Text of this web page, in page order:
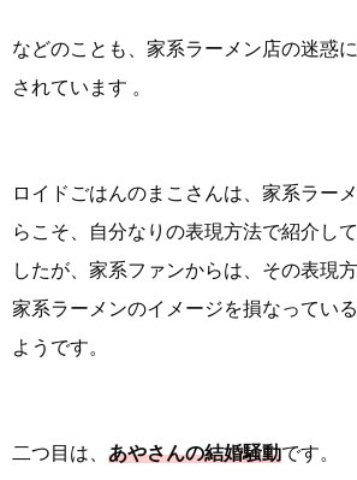
などのことも、家系ラーメン店の迷惑
されています 。
ロイドごはんのまこさんは、家系ラー
らこそ、自分なりの表現方法で紹介し
したが、家系ファンからは、その表現
家系ラーメンのイメージを損なってい
ようです。
二つ目は、 あやさんの結婚騒動です。